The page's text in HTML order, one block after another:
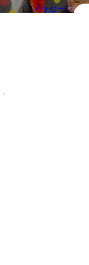
メッセージ